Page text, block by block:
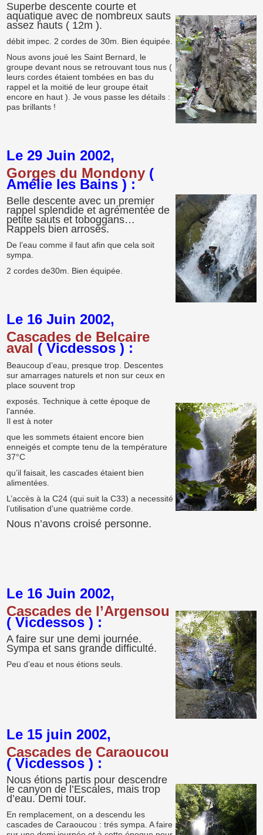
Superbe descente courte et
aquatique avec de nombreux sauts
assez hauts ( 12m ).
débit impec. 2 cordes de 30m. Bien équipée.
Nous avons joué les Saint Bernard, le
groupe devant nous se retrouvant tous nus (
leurs cordes étaient tombées en bas du
rappel et la moitié de leur groupe était
encore en haut ). Je vous passe les détails :
pas brillants !
Le 29 Juin 2002,
Gorges du Mondony (
Amélie les Bains ) :
Belle descente avec un premier
rappel splendide et agrémentée de
petite sauts et toboggans…
Rappels bien arrosés.
De l’eau comme il faut afin que cela soit
sympa.
2 cordes de30m. Bien équipée.
Le 16 Juin 2002,
Cascades de Belcaire
aval ( Vicdessos ) :
Beaucoup d’eau, presque trop. Descentes
sur amarrages naturels et non sur ceux en
place souvent trop
exposés. Technique à cette époque de
l’année.
Il est à noter
que les sommets étaient encore bien
enneigés et compte tenu de la température
37°C
qu’il faisait, les cascades étaient bien
alimentées.
L’accès à la C24 (qui suit la C33) a necessité
l’utilisation d’une quatrième corde.
Nous n’avons croisé personne.
Le 16 Juin 2002,
Cascades de l’Argensou
( Vicdessos ) :
A faire sur une demi journée.
Sympa et sans grande difficulté.
Peu d’eau et nous étions seuls.
Le 15 juin 2002,
Cascades de Caraoucou
( Vicdessos ) :
Nous étions partis pour descendre
le canyon de l’Escales, mais trop
d’eau. Demi tour.
En remplacement, on a descendu les
cascades de Caraoucou : trés sympa. A faire